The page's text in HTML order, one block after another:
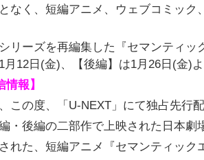
なく、短編アニメ、ウェブコミッ
リーズを再編集した『セマンティ
12日(金)、【後編】は1月26日(金)よ
情報】
この度、「U-NEXT」にて独占先行
・後編の二部作で上映された日本劇
れた、短編アニメ『セマンティック